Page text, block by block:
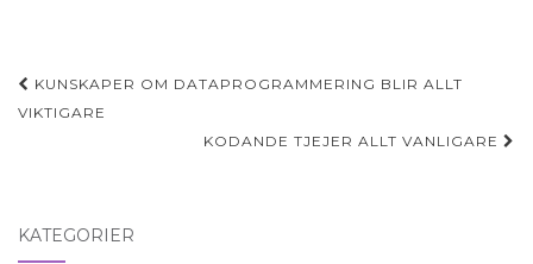
Post
navigation
KUNSKAPER OM DATAPROGRAMMERING BLIR ALLT
VIKTIGARE
KODANDE TJEJER ALLT VANLIGARE
KATEGORIER